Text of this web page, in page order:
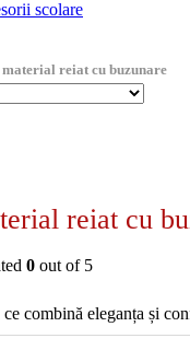
reiat cu buzunare
reiat cu
0out of 5
combină eleganța și